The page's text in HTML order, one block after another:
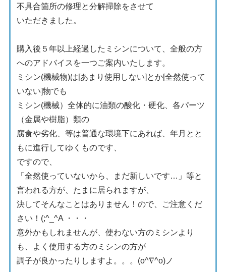
不具合箇所の修理と分解掃除をさせて
いただきました。
購入後５年以上経過したミシンについて、全般の方
へのアドバイスを一つご案内いたします。
ミシン(機械物)は[あまり使用しない]とか[全然使って
いない]物でも
ミシン(機械）全体的に油類の酸化・硬化、各パーツ
（金属や樹脂）類の
腐食や劣化、等は普通な環境下にあれば、年月とと
もに進行してゆくものです、
ですので、
「全然使っていないから、まだ新しいです…」等と
言われる方が、たまに居られますが、
決してそんなことはありません！ので、ご注意くだ
さい！(;^_^A ・・・
意外かもしれませんが、使わない方のミシンより
も、よく使用する方のミシンの方が
調子が良かったりしますよ。。。(o^∇^o)ノ